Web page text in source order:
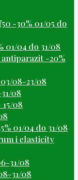
-30% 01/05 do
04 do 31/08
-20%
08-23/08
08
15/08
01/04 do 31/08
i elasticity
31/08
31/08